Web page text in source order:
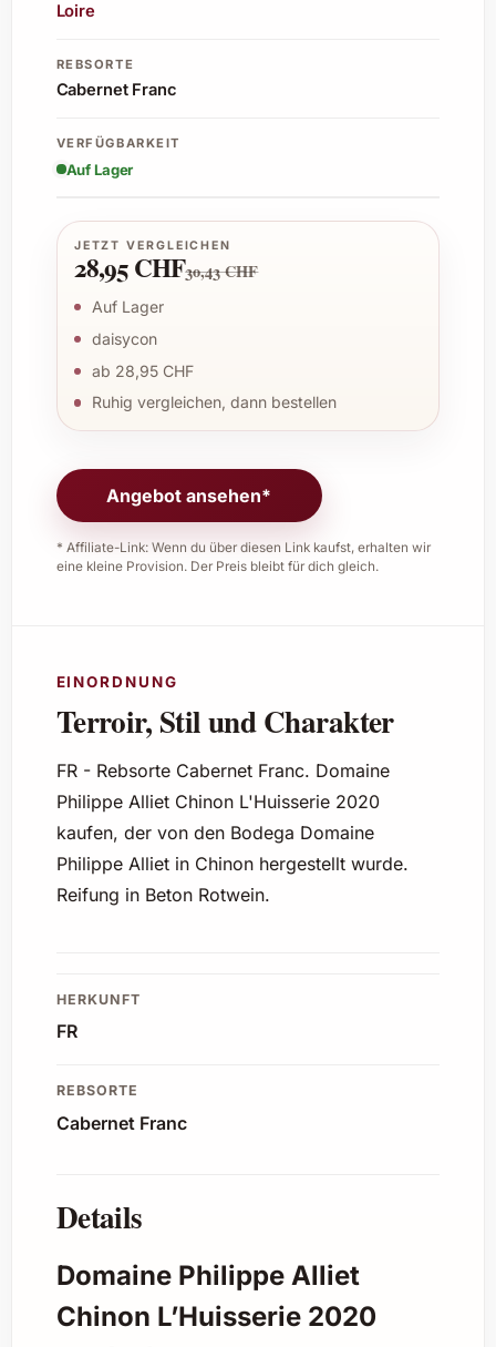
Loire
REBSORTE
Cabernet Franc
VERFÜGBARKEIT
Auf Lager
JETZT VERGLEICHEN
28,95 CHF30,43 CHF
Auf Lager
daisycon
ab 28,95 CHF
Ruhig vergleichen, dann bestellen
Angebot ansehen*
* Affiliate-Link: Wenn du über diesen Link kaufst, erhalten wir
eine kleine Provision. Der Preis bleibt für dich gleich.
EINORDNUNG
Terroir, Stil und Charakter
FR - Rebsorte Cabernet Franc. Domaine
Philippe Alliet Chinon L'Huisserie 2020
kaufen, der von den Bodega Domaine
Philippe Alliet in Chinon hergestellt wurde.
Reifung in Beton Rotwein.
HERKUNFT
FR
REBSORTE
Cabernet Franc
Details
Domaine Philippe Alliet
Chinon L’Huisserie 2020